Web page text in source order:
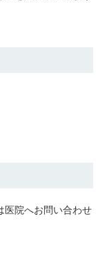
医院へお問い合わせ